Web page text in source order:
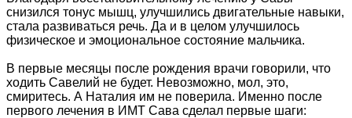
снизился тонус мышц, улучшились двигательные навыки,
стала развиваться речь. Да и в целом улучшилось
физическое и эмоциональное состояние мальчика.
В первые месяцы после рождения врачи говорили, что
ходить Савелий не будет. Невозможно, мол, это,
смиритесь. А Наталия им не поверила. Именно после
первого лечения в ИМТ Сава сделал первые шаги: